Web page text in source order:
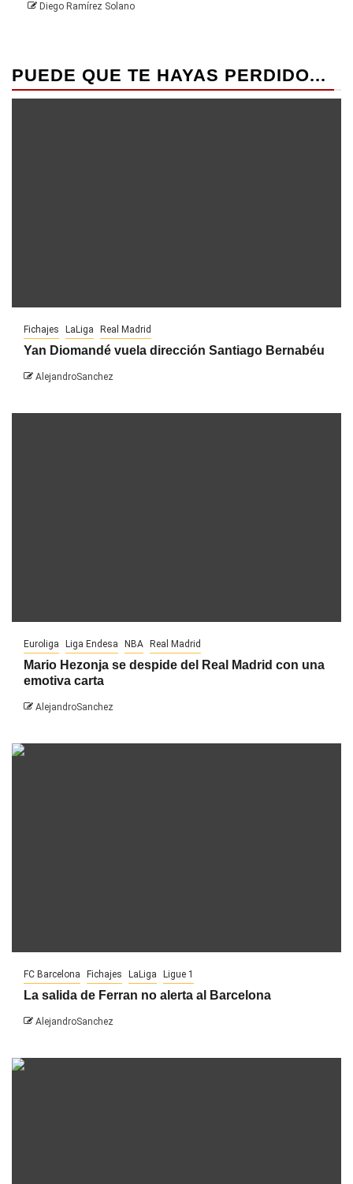
Diego Ramírez Solano
PUEDE QUE TE HAYAS PERDIDO...
Fichajes LaLiga Real Madrid
Yan Diomandé vuela dirección Santiago Bernabéu
AlejandroSanchez
Euroliga Liga Endesa NBA Real Madrid
Mario Hezonja se despide del Real Madrid con una
emotiva carta
AlejandroSanchez
FC Barcelona Fichajes LaLiga Ligue 1
La salida de Ferran no alerta al Barcelona
AlejandroSanchez